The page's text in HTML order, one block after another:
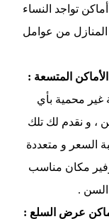
تواجد النساء
من عوامل
المتسعة :
غير محمية بأي
، و نقدم لك تلك
السعر و متعددة
مكان مناسب
السن .
عرض السلع :